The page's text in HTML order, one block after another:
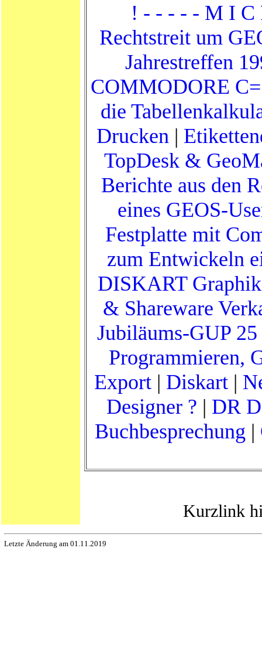
! - - - - - M I
Rechtstreit um
Jahrestreffen
COMMODORE
die
Drucken |
TopDesk &
Berichte aus den
eines GEOS-
Festplatte mit
zum Entwickeln
DISKART
& Shareware
Jubiläums-GUP 25
Programmieren,
Export | Diskart |
Designer ? | DR
Buchbesprechung |
Kurzlink
Letzte Änderung am 01.11.2019